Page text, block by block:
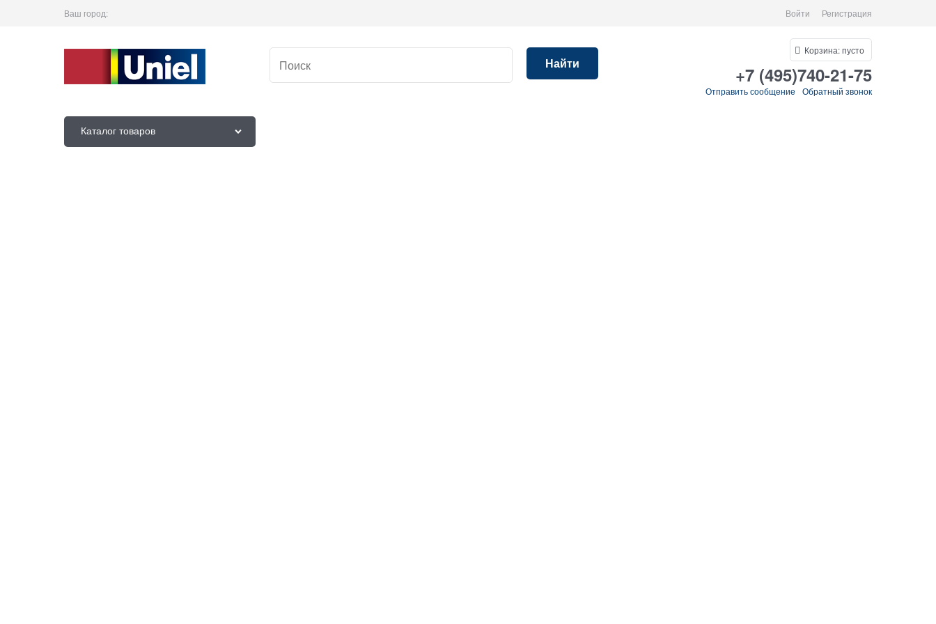
Ваш город: Войти Регистрация
Найти
Корзина:пусто
+7 (495)740-21-75
Отправить сообщение Обратный звонок
Каталог товаров